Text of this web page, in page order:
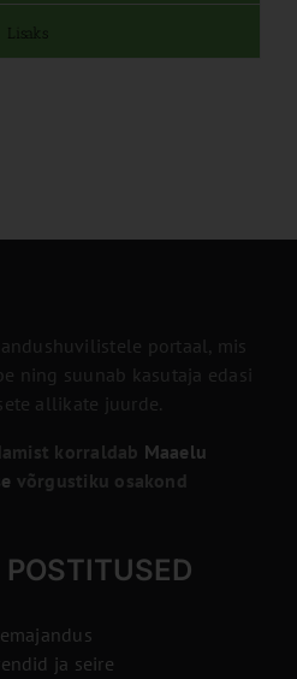
Lisaks
portaal, mis
ning suunab kasutaja edasi
allikate juurde.
korraldab Maaelu
võrgustiku osakond
ja seire